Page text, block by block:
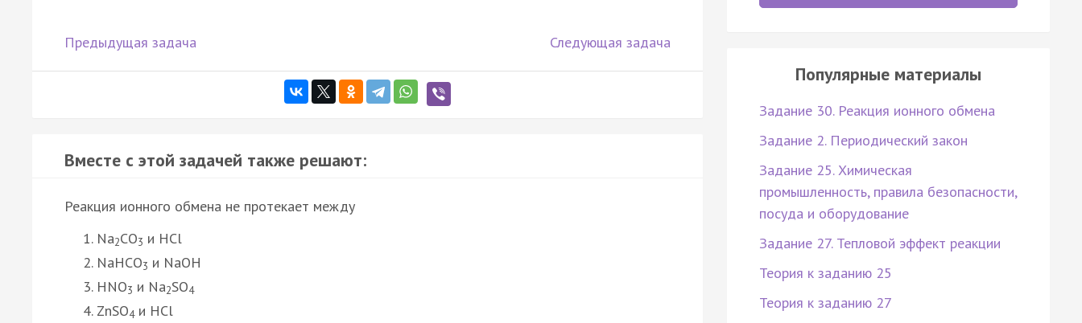
Предыдущая задача Следующая задача
Вместе с этой задачей также решают:
Реакция ионного обмена не протекает между
Na2CO3 и HCl
NaHCO3 и NaOH
HNO3 и Na2SO4
ZnSO4и HCl
Популярные материалы
Задание 30. Реакция ионного обмена
Задание 2. Периодический закон
Задание 25. Химическая
промышленность, правила безопасности,
посуда и оборудование
Задание 27. Тепловой эффект реакции
Теория к заданию 25
Теория к заданию 27